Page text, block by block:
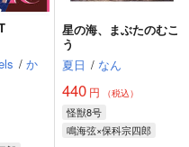
/ か
星の海、まぶたのむこ
う
夏日 / なん
440円 （税込）
怪獣8号
鳴海弦×保科宗四郎